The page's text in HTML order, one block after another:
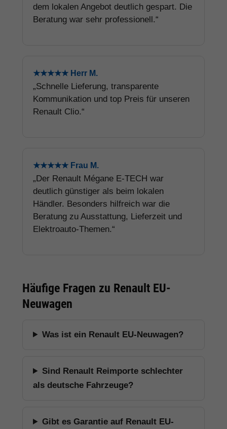
dem lokalen Angebot deutlich gespart. Die
Beratung war sehr professionell.“
★★★★★ Herr M.
„Schnelle Lieferung, transparente
Kommunikation und top Preis für unseren
Renault Clio.“
★★★★★ Frau M.
„Der Renault Mégane E-TECH war
deutlich günstiger als beim lokalen
Händler. Besonders hilfreich war die
Beratung zu Ausstattung, Lieferzeit und
Elektroauto-Themen.“
Häufige Fragen zu Renault EU-
Neuwagen
Was ist ein Renault EU-Neuwagen?
Sind Renault Reimporte schlechter
als deutsche Fahrzeuge?
Gibt es Garantie auf Renault EU-